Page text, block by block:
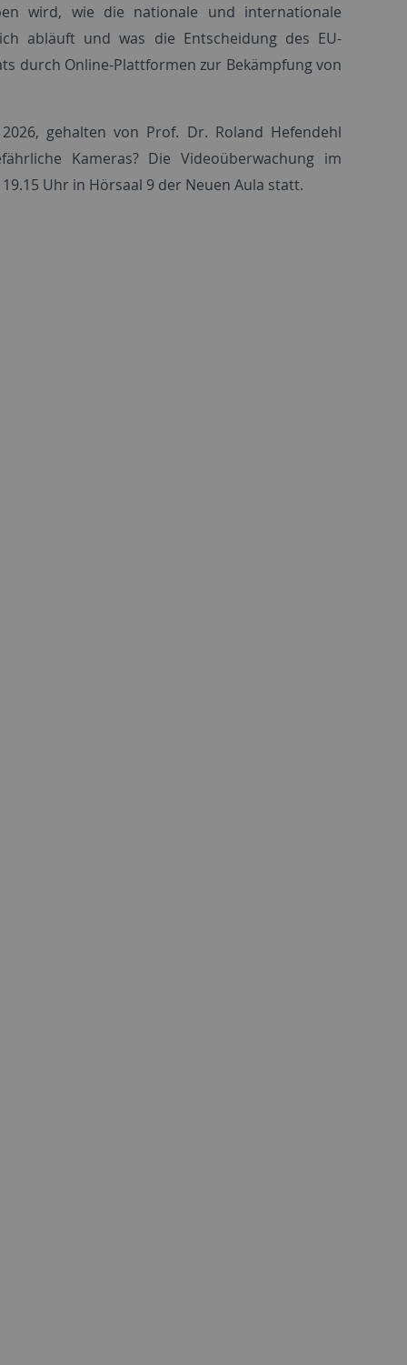
wird, wie die nationale und internationale
abläuft und was die Entscheidung des EU-
durch Online-Plattformen zur Bekämpfung von
gehalten von Prof. Dr. Roland Hefendehl
Kameras? Die Videoüberwachung im
Uhr in Hörsaal 9 der Neuen Aula statt.